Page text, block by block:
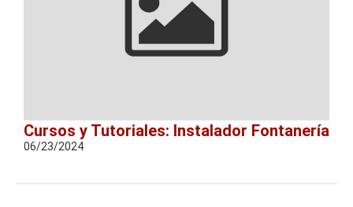
Cursos y Tutoriales: Instalador Fontanería
06/23/2024